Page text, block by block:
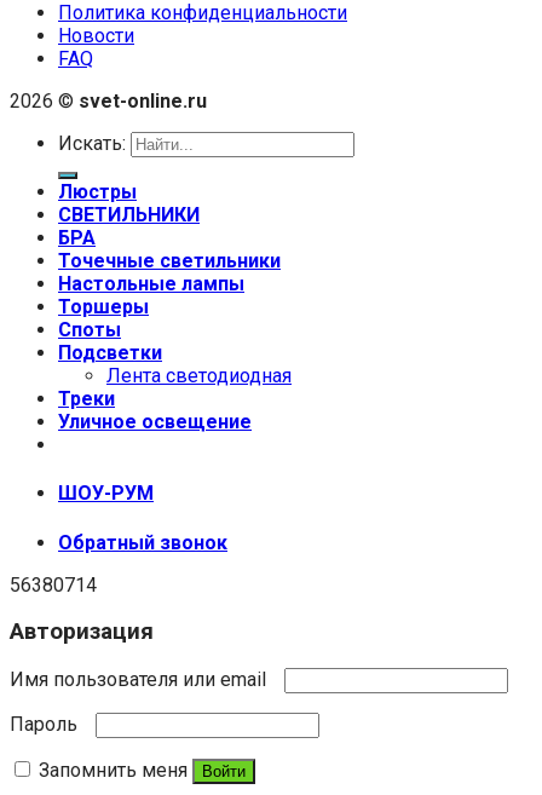
Политика конфиденциальности
Новости
FAQ
2026 © svet-online.ru
Искать:
Люстры
СВЕТИЛЬНИКИ
БРА
Точечные светильники
Настольные лампы
Торшеры
Споты
Подсветки
Лента светодиодная
Треки
Уличное освещение
ШОУ-РУМ
Обратный звонок
56380714
Авторизация
Имя пользователя или email
Пароль
Запомнить меня
Войти